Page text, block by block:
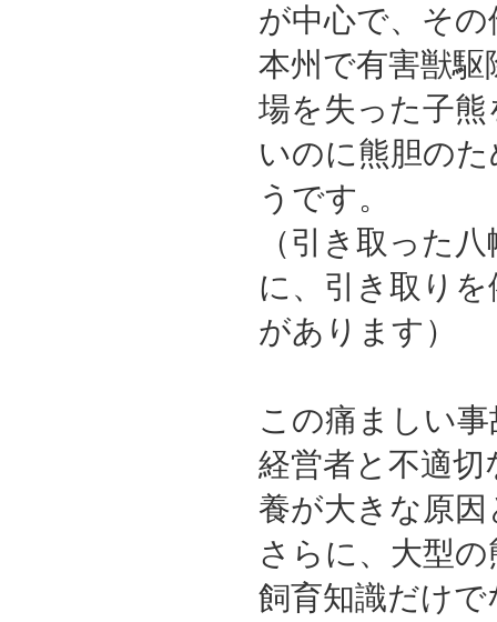
が中心で、そ
本州で有害獣
場を失った子
いのに熊胆の
うです。
（引き取った
に、引き取り
があります）
この痛ましい
経営者と不適
養が大きな原
さらに、大型
飼育知識だけ